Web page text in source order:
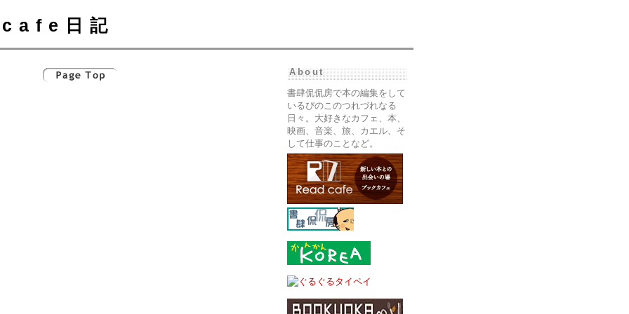
cafe日記
About
書肆侃侃房で本の編集をして
いるぴのこのつれづれなる
日々。大好きなカフェ、本、
映画、音楽、旅、カエル、そ
して仕事のことなど。